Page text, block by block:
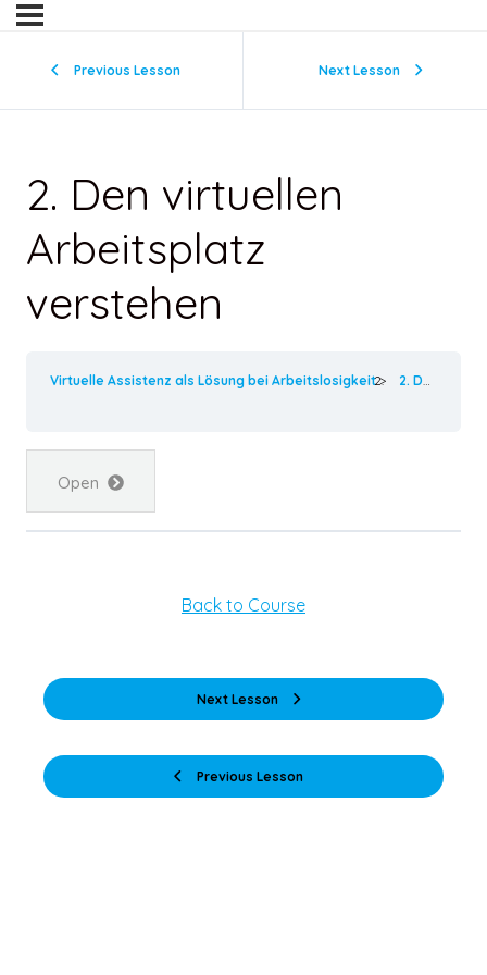
Previous Lesson Next Lesson
2. Den virtuellen
Arbeitsplatz
verstehen
Virtuelle Assistenz als Lösung bei Arbeitslosigkeit 2. Den virtuellen Arbeitsplatz verstehen
Open
Previous Lesson
Back to Course
Next Lesson